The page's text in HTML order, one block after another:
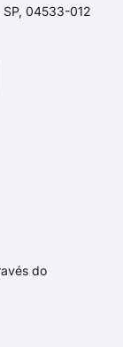
SP, 04533-012
do